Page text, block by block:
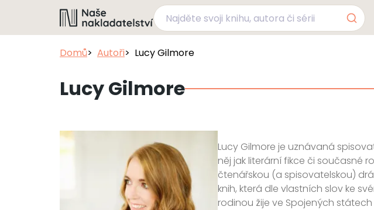
Domů Autoři Lucy Gilmore
Lucy Gilmore
Lucy Gilmore je uznávaná
něj jak literární fikce či současné
čtenářskou (a spisovatelskou)
knih, která dle vlastních slov ke
rodinou žije ve Spojených